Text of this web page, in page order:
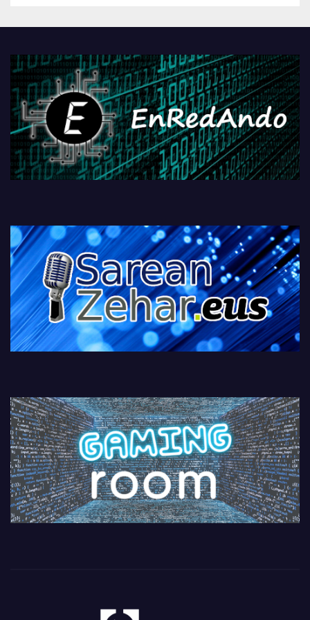
PlayStationeko bideojoko